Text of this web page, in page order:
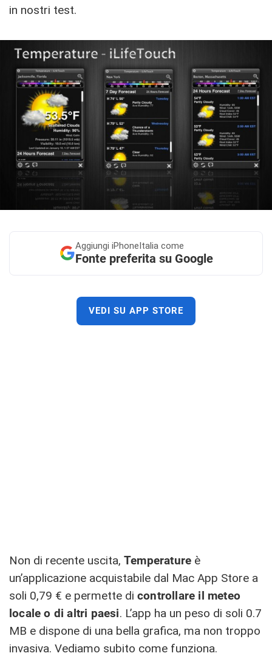
in nostri test.
Aggiungi iPhoneItalia come
Fonte preferita su Google
VEDI SU APP STORE
Non di recente uscita, Temperature è
un’applicazione acquistabile dal Mac App Store a
soli 0,79 € e permette di controllare il meteo
locale o di altri paesi. L’app ha un peso di soli 0.7
MB e dispone di una bella grafica, ma non troppo
invasiva. Vediamo subito come funziona.